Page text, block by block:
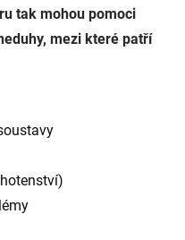
tak mohou pomoci
mezi které patří